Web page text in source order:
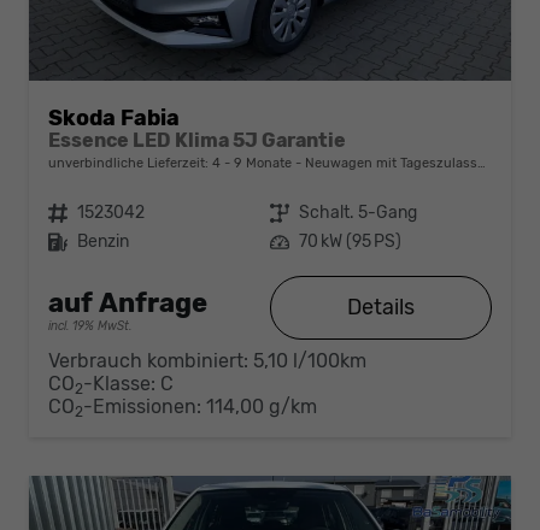
Skoda Fabia
Essence LED Klima 5J Garantie
unverbindliche Lieferzeit: 4 - 9 Monate Neuwagen mit Tageszulassung
Fahrzeugnr. 1523042 Getriebe Schalt. 5-Gang
Kraftstoff Benzin Leistung 70 kW (95 PS)
auf Anfrage
incl. 19% MwSt.
Details
Verbrauch kombiniert: 5,10 l/100km
CO2-Klasse: C
CO2-Emissionen: 114,00 g/km